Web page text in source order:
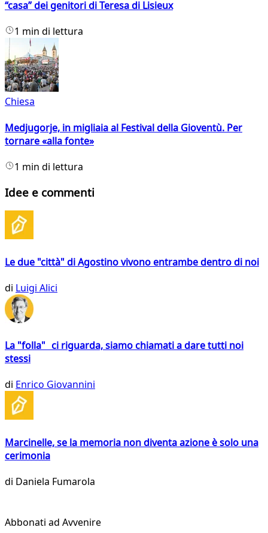
“casa” dei genitori di Teresa di Lisieux
1 min di lettura
Chiesa
Medjugorje, in migliaia al Festival della Gioventù. Per
tornare «alla fonte»
1 min di lettura
Idee e commenti
Le due "città" di Agostino vivono entrambe dentro di noi
di Luigi Alici
La "folla" ci riguarda, siamo chiamati a dare tutti noi
stessi
di Enrico Giovannini
Marcinelle, se la memoria non diventa azione è solo una
cerimonia
di Daniela Fumarola
Abbonati ad Avvenire